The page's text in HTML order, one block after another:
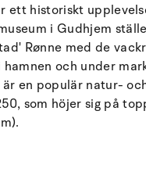
historiskt
i Gudhjem
Rønne med de
och under
en populär natur-
som höjer sig på